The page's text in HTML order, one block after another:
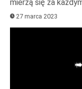
mierzą się za
27 marca 2023